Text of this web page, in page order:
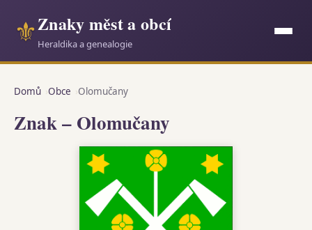
⚜Znaky měst a obcí
Heraldika a genealogie
Domů Obce Olomučany
Znak – Olomučany